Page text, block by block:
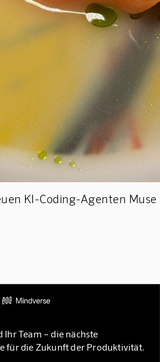
KI-Coding-Agenten
Team – die nächste
für die Zukunft der Produktivität.